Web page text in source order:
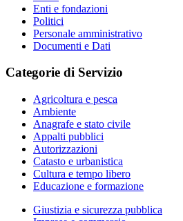
Enti e fondazioni
Politici
Personale amministrativo
Documenti e Dati
Categorie di Servizio
Agricoltura e pesca
Ambiente
Anagrafe e stato civile
Appalti pubblici
Autorizzazioni
Catasto e urbanistica
Cultura e tempo libero
Educazione e formazione
Giustizia e sicurezza pubblica